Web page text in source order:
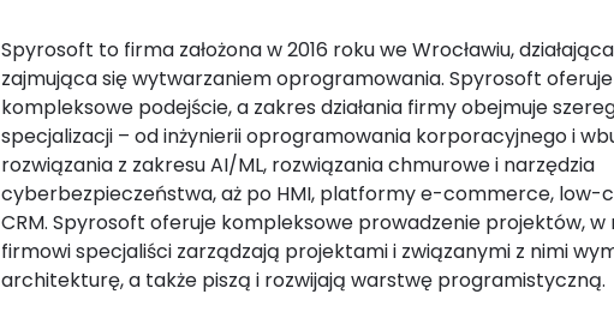
Spyrosoft to firma założona w 2016 roku we Wrocławiu,
zajmująca się wytwarzaniem oprogramowania. Spyrosoft
kompleksowe podejście, a zakres działania firmy obejmuje
specjalizacji – od inżynierii oprogramowania korporacyjnego i
rozwiązania z zakresu AI/ML, rozwiązania chmurowe i narzędzia
cyberbezpieczeństwa, aż po HMI, platformy e-commerce, low-
CRM. Spyrosoft oferuje kompleksowe prowadzenie projektów,
firmowi specjaliści zarządzają projektami i związanymi z nimi
architekturę, a także piszą i rozwijają warstwę programistyczną.